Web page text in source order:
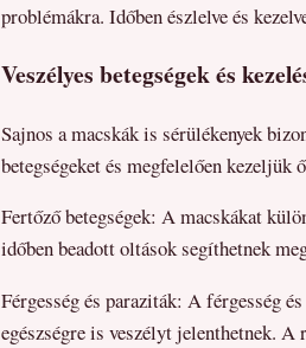
problémákra. Időben észlelve és
Veszélyes betegségek és
Sajnos a macskák is sérülékenyek
betegségeket és megfelelően kezeljük
Fertőző betegségek: A macskákat
időben beadott oltások segíthetnek
Férgesség és paraziták: A férgesség
egészségre is veszélyt jelenthetnek. A